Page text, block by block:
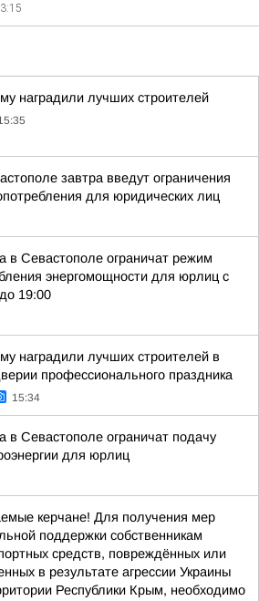
наградили лучших строителей
завтра введут ограничения
для юридических лиц
в Севастополе ограничат режим
энергомощности для юрлиц с
19:00
наградили лучших строителей в
профессионального праздника
15:34
в Севастополе ограничат подачу
для юрлиц
керчане! Для получения мер
поддержки собственникам
средств, повреждённых или
в результате агрессии Украины
Республики Крым, необходимо